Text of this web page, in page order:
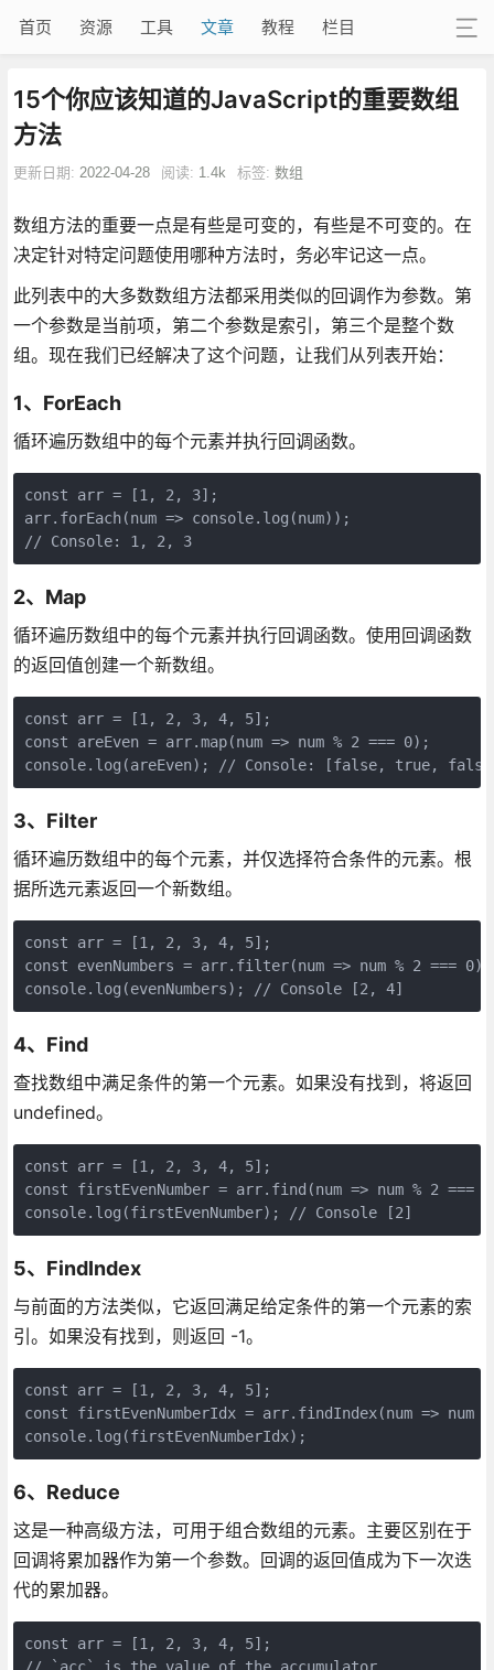
首页 资源 工具 文章 教程 栏目
15个你应该知道的JavaScript的重要数组
方法
更新日期: 2022-04-28 阅读: 1.4k 标签: 数组
数组方法的重要一点是有些是可变的，有些是不可变的。在
决定针对特定问题使用哪种方法时，务必牢记这一点。
此列表中的大多数数组方法都采用类似的回调作为参数。第
一个参数是当前项，第二个参数是索引，第三个是整个数
组。现在我们已经解决了这个问题，让我们从列表开始：
1、ForEach
循环遍历数组中的每个元素并执行回调函数。
const arr = [1, 2, 3];
arr.forEach(num => console.log(num));
// Console: 1, 2, 3
2、Map
循环遍历数组中的每个元素并执行回调函数。使用回调函数
的返回值创建一个新数组。
const arr = [1, 2, 3, 4, 5];
const areEven = arr.map(num => num % 2 === 0);
3、Filter
循环遍历数组中的每个元素，并仅选择符合条件的元素。根
据所选元素返回一个新数组。
const arr = [1, 2, 3, 4, 5];
const evenNumbers = arr.filter(num => num % 2 === 0);
4、Find
查找数组中满足条件的第一个元素。如果没有找到，将返回
undefined。
const arr = [1, 2, 3, 4, 5];
const firstEvenNumber = arr.find(num => num % 2 ===
5、FindIndex
与前面的方法类似，它返回满足给定条件的第一个元素的索
引。如果没有找到，则返回 -1。
const arr = [1, 2, 3, 4, 5];
const firstEvenNumberIdx = arr.findIndex(num => num
6、Reduce
这是一种高级方法，可用于组合数组的元素。主要区别在于
回调将累加器作为第一个参数。回调的返回值成为下一次迭
代的累加器。
const arr = [1, 2, 3, 4, 5];
// `acc` is the value of the accumulator